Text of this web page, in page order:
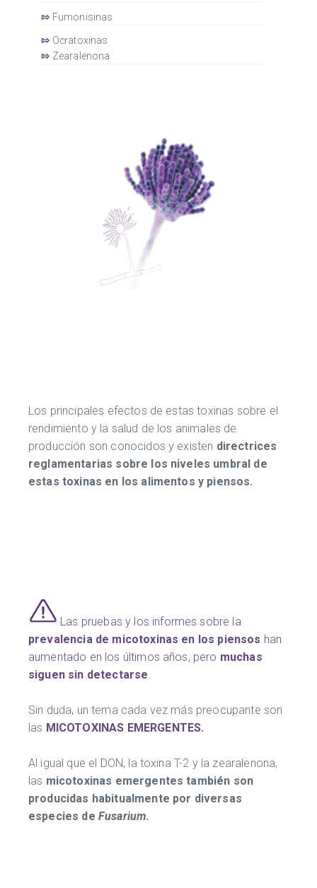
⇰ Fumonisinas
⇰ Ocratoxinas
⇰ Zearalenona
Los principales efectos de estas toxinas sobre el
rendimiento y la salud de los animales de
producción son conocidos y existen directrices
reglamentarias sobre los niveles umbral de
estas toxinas en los alimentos y piensos.
Las pruebas y los informes sobre la
prevalencia de micotoxinas en los piensos han
aumentado en los últimos años, pero muchas
siguen sin detectarse
Sin duda, un tema cada vez más preocupante son
las MICOTOXINAS EMERGENTES.
Al igual que el DON, la toxina T-2 y la zearalenona,
las micotoxinas emergentes también son
producidas habitualmente por diversas
especies de Fusarium.